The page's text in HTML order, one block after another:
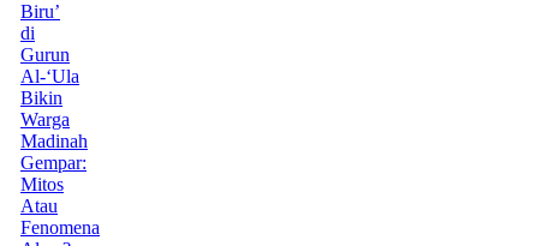
Biru’
di
Gurun
Al-‘Ula
Bikin
Warga
Madinah
Gempar:
Mitos
Atau
Fenomena